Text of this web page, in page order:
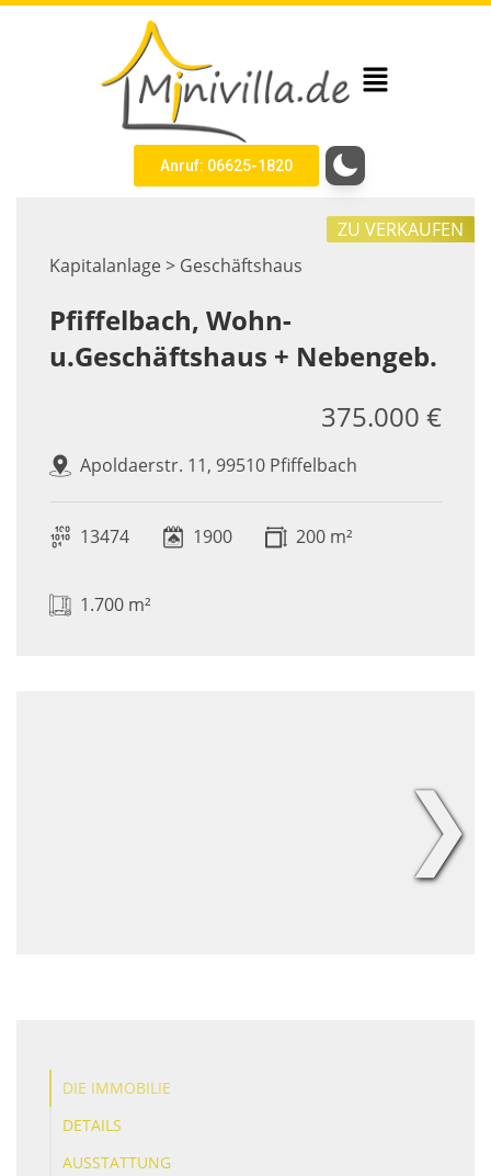
Anruf: 06625-1820
Kapitalanlage > Geschäftshaus
ZU VERKAUFEN
Pfiffelbach, Wohn-
u.Geschäftshaus + Nebengeb.
Apoldaerstr. 11, 99510 Pfiffelbach
375.000 €
13474 1900 200 m²
1.700 m²
❯
DIE IMMOBILIE
DETAILS
AUSSTATTUNG